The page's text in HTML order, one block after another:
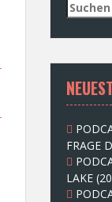
S
u
c
e
n
n
c
h
:
FRAGE
LAKE